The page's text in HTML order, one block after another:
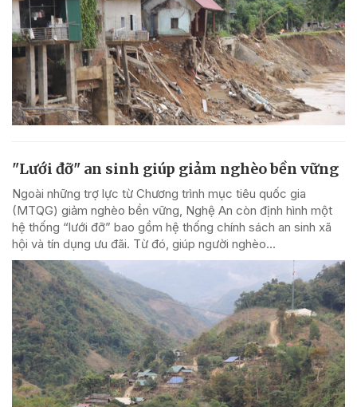
"Lưới đỡ" an sinh giúp giảm nghèo bền vững
Ngoài những trợ lực từ Chương trình mục tiêu quốc gia
(MTQG) giảm nghèo bền vững, Nghệ An còn định hình một
hệ thống “lưới đỡ” bao gồm hệ thống chính sách an sinh xã
hội và tín dụng ưu đãi. Từ đó, giúp người nghèo...